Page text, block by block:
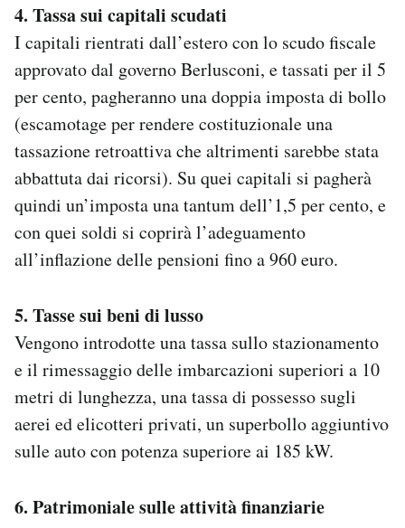
4. Tassa sui capitali scudati
I capitali rientrati dall’estero con lo scudo fiscale
approvato dal governo Berlusconi, e tassati per il 5
per cento, pagheranno una doppia imposta di bollo
(escamotage per rendere costituzionale una
tassazione retroattiva che altrimenti sarebbe stata
abbattuta dai ricorsi). Su quei capitali si pagherà
quindi un’imposta una tantum dell’1,5 per cento, e
con quei soldi si coprirà l’adeguamento
all’inflazione delle pensioni fino a 960 euro.
5. Tasse sui beni di lusso
Vengono introdotte una tassa sullo stazionamento
e il rimessaggio delle imbarcazioni superiori a 10
metri di lunghezza, una tassa di possesso sugli
aerei ed elicotteri privati, un superbollo aggiuntivo
sulle auto con potenza superiore ai 185 kW.
6. Patrimoniale sulle attività finanziarie